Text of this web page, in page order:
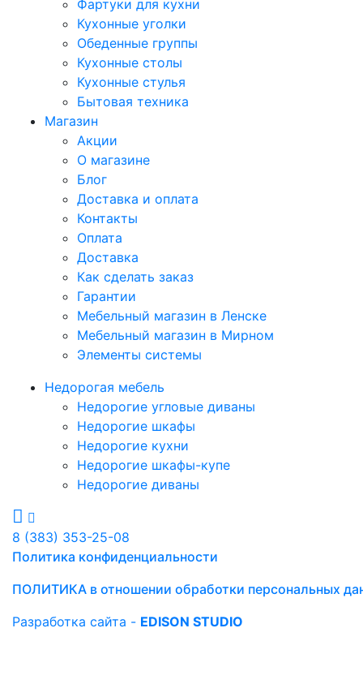
Фартуки для кухни
Кухонные уголки
Обеденные группы
Кухонные столы
Кухонные стулья
Бытовая техника
Магазин
Акции
О магазине
Блог
Доставка и оплата
Контакты
Оплата
Доставка
Как сделать заказ
Гарантии
Мебельный магазин в Ленске
Мебельный магазин в Мирном
Элементы системы
Недорогая мебель
Недорогие угловые диваны
Недорогие шкафы
Недорогие кухни
Недорогие шкафы-купе
Недорогие диваны
8 (383) 353-25-08
Политика конфиденциальности
ПОЛИТИКА в отношении обработки персональных
Разработка сайта - EDISON STUDIO